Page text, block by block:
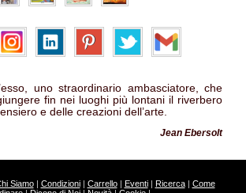
uno straordinario ambasciatore, che
fin nei luoghi più lontani il riverbero
e delle creazioni dell’arte.
Jean Ebersolt
Siamo| Condizioni| Carrello| Eventi| Ricerca| Come